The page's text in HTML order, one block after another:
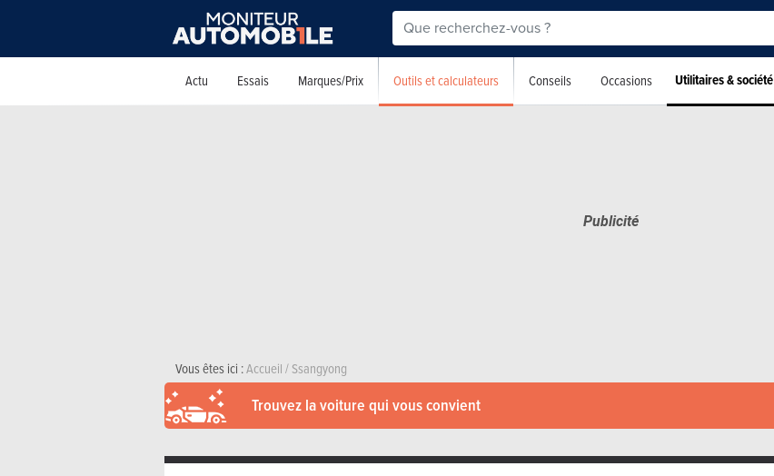
Actu Essais Marques/Prix Outils et calculateurs Conseils Occasions Utilitaires & société
Vous êtes ici :Accueil/Ssangyong
Trouvez la voiture qui vous convient